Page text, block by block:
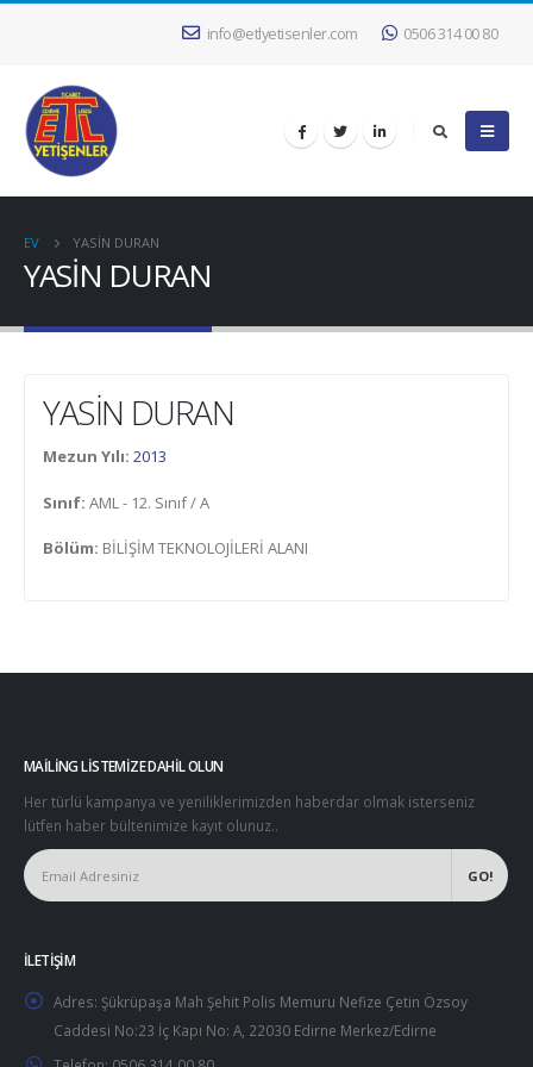
info@etlyetisenler.com 0506 314 00 80
EV YASİN DURAN
YASİN DURAN
YASİN DURAN
Mezun Yılı: 2013
Sınıf: AML - 12. Sınıf / A
Bölüm: BİLİŞİM TEKNOLOJİLERİ ALANI
MAILING LISTEMIZE DAHIL OLUN
Her türlü kampanya ve yeniliklerimizden haberdar olmak isterseniz
lütfen haber bültenimize kayıt olunuz..
İLETIŞIM
Adres: Şükrüpaşa Mah Şehit Polis Memuru Nefize Çetin Özsoy
Caddesi No:23 İç Kapı No: A, 22030 Edirne Merkez/Edirne